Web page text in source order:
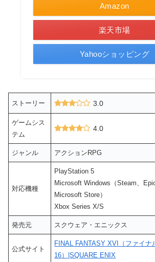
Amazon
楽天市場
Yahooショッピング
ストーリー 3.0
ゲームシス
テム
4.0
ジャンル アクションRPG
対応機種
PlayStation 5
Microsoft Windows（Steam、
Microsoft Store）
Xbox Series X/S
発売元 スクウェア・エニックス
公式サイト
FINAL FANTASY XVI（ファイナ
16）|SQUARE ENIX